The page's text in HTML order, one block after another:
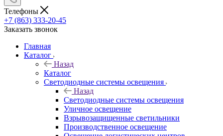
Телефоны
+7 (863) 333-20-45
Заказать звонок
Главная
Каталог
Назад
Каталог
Светодиодные системы освещения
Назад
Светодиодные системы освещения
Уличное освещение
Взрывозащищенные светильники
Производственное освещение